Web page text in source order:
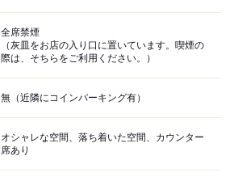
全席禁煙
（灰皿をお店の入り口に置いています。喫煙の
際は、そちらをご利用ください。）
無（近隣にコインパーキング有）
オシャレな空間、落ち着いた空間、カウンター
席あり